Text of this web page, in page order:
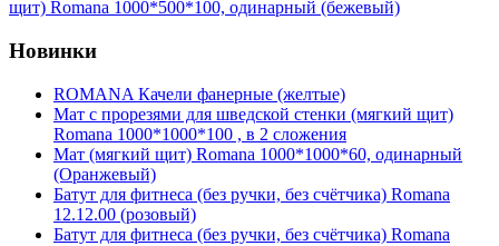
щит) Romana 1000*500*100, одинарный (бежевый)
Новинки
ROMANA Качели фанерные (желтые)
Мат с прорезями для шведской стенки (мягкий щит)
Romana 1000*1000*100 , в 2 сложения
Мат (мягкий щит) Romana 1000*1000*60, одинарный
(Оранжевый)
Батут для фитнеса (без ручки, без счётчика) Romana
12.12.00 (розовый)
Батут для фитнеса (без ручки, без счётчика) Romana